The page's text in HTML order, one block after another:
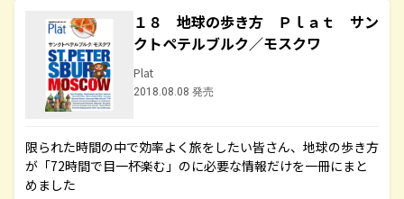
１８ 地球の歩き方 Ｐｌａｔ サン
クトペテルブルク／モスクワ
Plat
2018.08.08 発売
限られた時間の中で効率よく旅をしたい皆さん、地球の歩き方
が「72時間で目一杯楽む」のに必要な情報だけを一冊にまと
めました